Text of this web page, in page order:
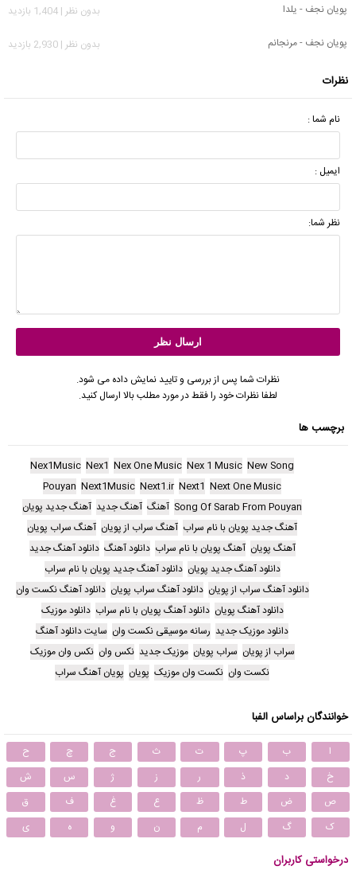
پویان نجف - یلدا
بدون نظر | 1,404 بازدید
پویان نجف - مرنجانم
بدون نظر | 2,930 بازدید
نظرات
نام شما :
ایمیل :
نظر شما:
نظرات شما پس از بررسی و تایید نمایش داده می شود.
لطفا نظرات خود را فقط در مورد مطلب بالا ارسال کنید.
برچسب ها
New Song
Nex 1 Music
Nex One Music
Nex1
Nex1Music
Next One Music
Next1
Next1.ir
Next1Music
Pouyan
Song Of Sarab From Pouyan آهنگ آهنگ جدید آهنگ جدید پویان
آهنگ جدید پویان با نام سراب آهنگ سراب از پویان آهنگ سراب پویان
آهنگ پویان آهنگ پویان با نام سراب دانلود آهنگ دانلود آهنگ جدید
دانلود آهنگ جدید پویان دانلود آهنگ جدید پویان با نام سراب
دانلود آهنگ سراب از پویان دانلود آهنگ سراب پویان دانلود آهنگ نکست وان
دانلود آهنگ پویان دانلود آهنگ پویان با نام سراب دانلود موزیک
دانلود موزیک جدید رسانه موسیقی نکست وان سایت دانلود آهنگ
سراب از پویان سراب پویان موزیک جدید نکس وان نکس وان موزیک
نکست وان نکست وان موزیک پویان پویان آهنگ سراب
خوانندگان براساس الفبا
ا ب پ ت ث ج چ
ح
خ
د ذ ر ز ژ س
ش
ص
ض ط ظ ع غ ف
ق
ک
گ ل م ن و ه ی
درخواستی کاربران